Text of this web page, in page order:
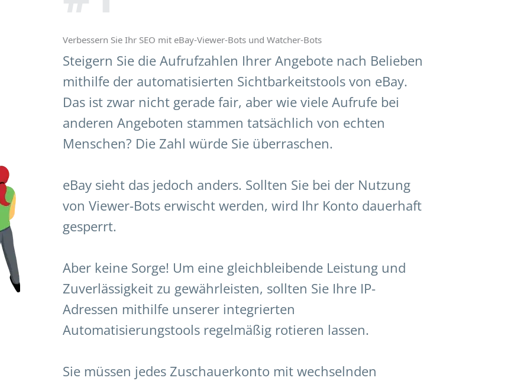
Verbessern Sie Ihr SEO mit eBay-Viewer-Bots und Watcher-Bots
Steigern Sie die Aufrufzahlen Ihrer Angebote nach Belieben
mithilfe der automatisierten Sichtbarkeitstools von eBay.
Das ist zwar nicht gerade fair, aber wie viele Aufrufe bei
anderen Angeboten stammen tatsächlich von echten
Menschen? Die Zahl würde Sie überraschen.
eBay sieht das jedoch anders. Sollten Sie bei der Nutzung
von Viewer-Bots erwischt werden, wird Ihr Konto dauerhaft
gesperrt.
Aber keine Sorge! Um eine gleichbleibende Leistung und
Zuverlässigkeit zu gewährleisten, sollten Sie Ihre IP-
Adressen mithilfe unserer integrierten
Automatisierungstools regelmäßig rotieren lassen.
Sie müssen jedes Zuschauerkonto mit wechselnden